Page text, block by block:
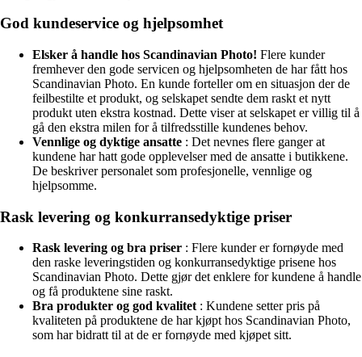
God kundeservice og hjelpsomhet
Elsker å handle hos Scandinavian Photo! Flere kunder
fremhever den gode servicen og hjelpsomheten de har fått hos
Scandinavian Photo. En kunde forteller om en situasjon der de
feilbestilte et produkt, og selskapet sendte dem raskt et nytt
produkt uten ekstra kostnad. Dette viser at selskapet er villig til å
gå den ekstra milen for å tilfredsstille kundenes behov.
Vennlige og dyktige ansatte : Det nevnes flere ganger at
kundene har hatt gode opplevelser med de ansatte i butikkene.
De beskriver personalet som profesjonelle, vennlige og
hjelpsomme.
Rask levering og konkurransedyktige priser
Rask levering og bra priser : Flere kunder er fornøyde med
den raske leveringstiden og konkurransedyktige prisene hos
Scandinavian Photo. Dette gjør det enklere for kundene å handle
og få produktene sine raskt.
Bra produkter og god kvalitet : Kundene setter pris på
kvaliteten på produktene de har kjøpt hos Scandinavian Photo,
som har bidratt til at de er fornøyde med kjøpet sitt.